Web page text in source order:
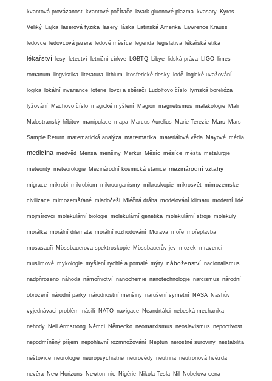
kvantová provázanost kvantové počítače kvark-gluonové plazma kvasary Kyros
Veliký Lajka laserová fyzika lasery láska Latinská Amerika Lawrence Krauss
ledovce ledovcová jezera ledové měsíce legenda legislativa lékařská etika
lékařství lesy letectví letniční církve LGBTQ Libye lidská práva LIGO limes
romanum lingvistika literatura lithium litosferické desky lodě logické uvažování
logika lokální invariance loterie lovci a sběrači Ludolfovo číslo lymská borelióza
lyžování Machovo číslo magické myšlení Magion magnetismus malakologie Mali
Malostranský hřbitov manipulace mapa Marcus Aurelius Marie Terezie Mars Mars
Sample Return matematická analýza matematika materiálová věda Mayové média
medicína medvěd Mensa menšiny Merkur Měsíc měsíce města metalurgie
meteority meteorologie Mezinárodní kosmická stanice mezinárodní vztahy
migrace mikrobi mikrobiom mikroorganismy mikroskopie mikrosvět mimozemské
civilizace mimozemšťané mladočeši Mléčná dráha modelování klimatu moderní lidé
mojmírovci molekulární biologie molekulární genetika molekulární stroje molekuly
morálka morální dilemata morální rozhodování Morava moře mořeplavba
mosasauři Mössbauerova spektroskopie Mössbauerův jev mozek mravenci
muslimové mykologie myšlení rychlé a pomalé mýty náboženství nacionalismus
nadpřirozeno náhoda námořnictví nanochemie nanotechnologie narcismus národní
obrození národní parky národnostní menšiny narušení symetrií NASA Nashův
vyjednávací problém násilí NATO navigace Neandrtálci nebeská mechanika
nehody Neil Armstrong Němci Německo neomarxismus neoslavismus nepoctivost
nepodmíněný příjem nepohlavní rozmnožování Neptun nerostné suroviny nestabilita
neštovice neurologie neuropsychiatrie neurovědy neutrina neutronová hvězda
nevěra New Horizons Newton nic Nigérie Nikola Tesla Nil Nobelova cena